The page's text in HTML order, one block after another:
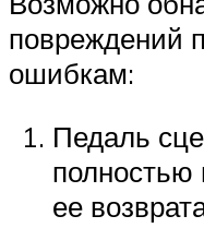
повреждений
ошибкам:
Педаль
полностью
ее